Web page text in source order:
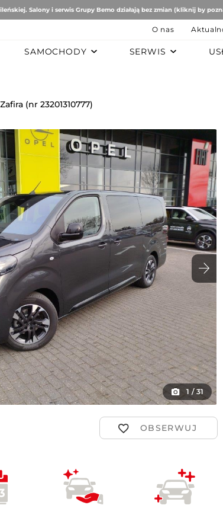
Salony i serwis Grupy Bemo działają bez zmian (kliknij by
O nas
SAMOCHODY SERWIS
Mercedes-Benz
Mazda
(nr 23201310777)
1 / 31